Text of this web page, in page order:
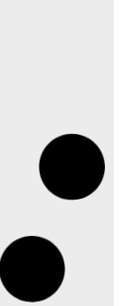
veranderen
en